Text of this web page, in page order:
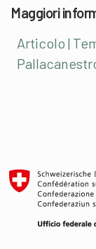
Maggiori
Articolo |